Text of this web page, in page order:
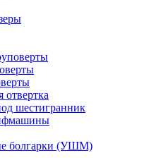
отвертка
шестигранник
болгарки (УШМ)